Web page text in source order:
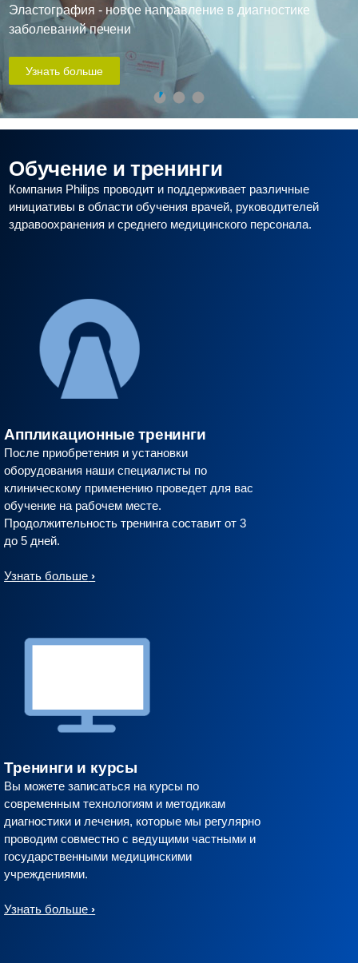
Эластография - новое направление в диагностике
заболеваний печени
Узнать больше
Обучение и тренинги
Компания Philips проводит и поддерживает различные
инициативы в области обучения врачей, руководителей
здравоохранения и среднего медицинского персонала.
Аппликационные тренинги
После приобретения и установки
оборудования наши специалисты по
клиническому применению проведет для вас
обучение на рабочем месте.
Продолжительность тренинга составит от 3
до 5 дней.
Узнать больше
Тренинги и курсы
Вы можете записаться на курсы по
современным технологиям и методикам
диагностики и лечения, которые мы регулярно
проводим совместно с ведущими частными и
государственными медицинскими
учреждениями.
Узнать больше